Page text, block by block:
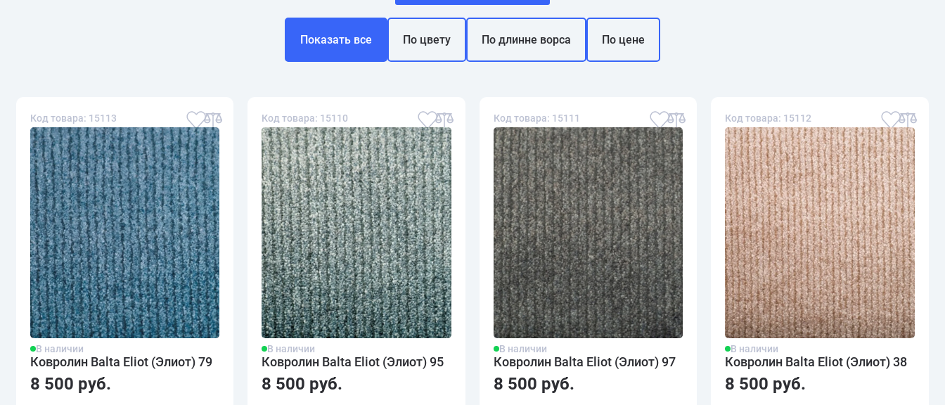
Показать все По цвету По длинне ворса По цене
Код товара: 15113
В наличии
Ковролин Balta Eliot (Элиот) 79
8 500 руб.
Код товара: 15110
В наличии
Ковролин Balta Eliot (Элиот) 95
8 500 руб.
Код товара: 15111
В наличии
Ковролин Balta Eliot (Элиот) 97
8 500 руб.
Код товара: 15112
В наличии
Ковролин Balta Eliot (Элиот) 38
8 500 руб.